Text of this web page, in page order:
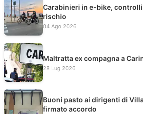
Carabinieri in e-bike,
rischio
04 Ago 2026
Maltratta ex compagna a
28 Lug 2026
Buoni pasto ai dirigenti di
firmato accordo